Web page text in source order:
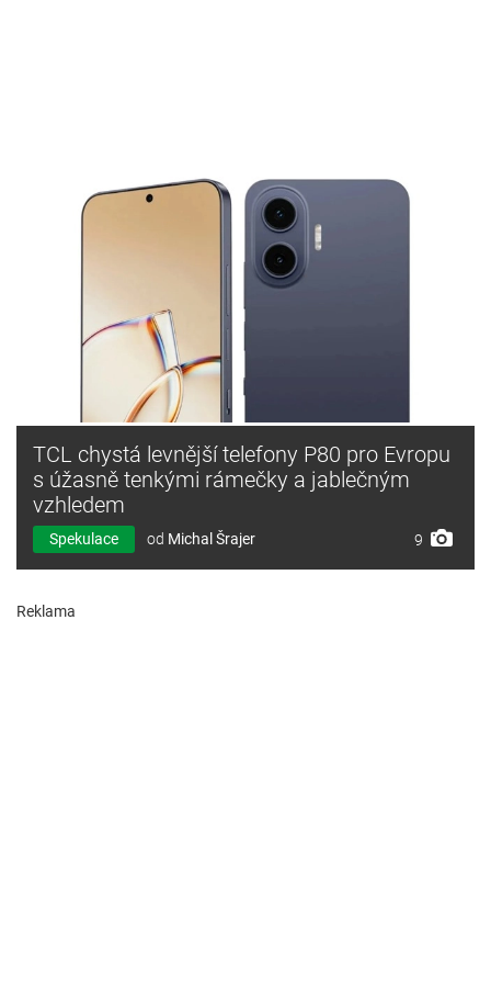
TCL chystá levnější telefony P80 pro Evropu
s úžasně tenkými rámečky a jablečným
vzhledem
Spekulace od Michal Šrajer 9
Reklama